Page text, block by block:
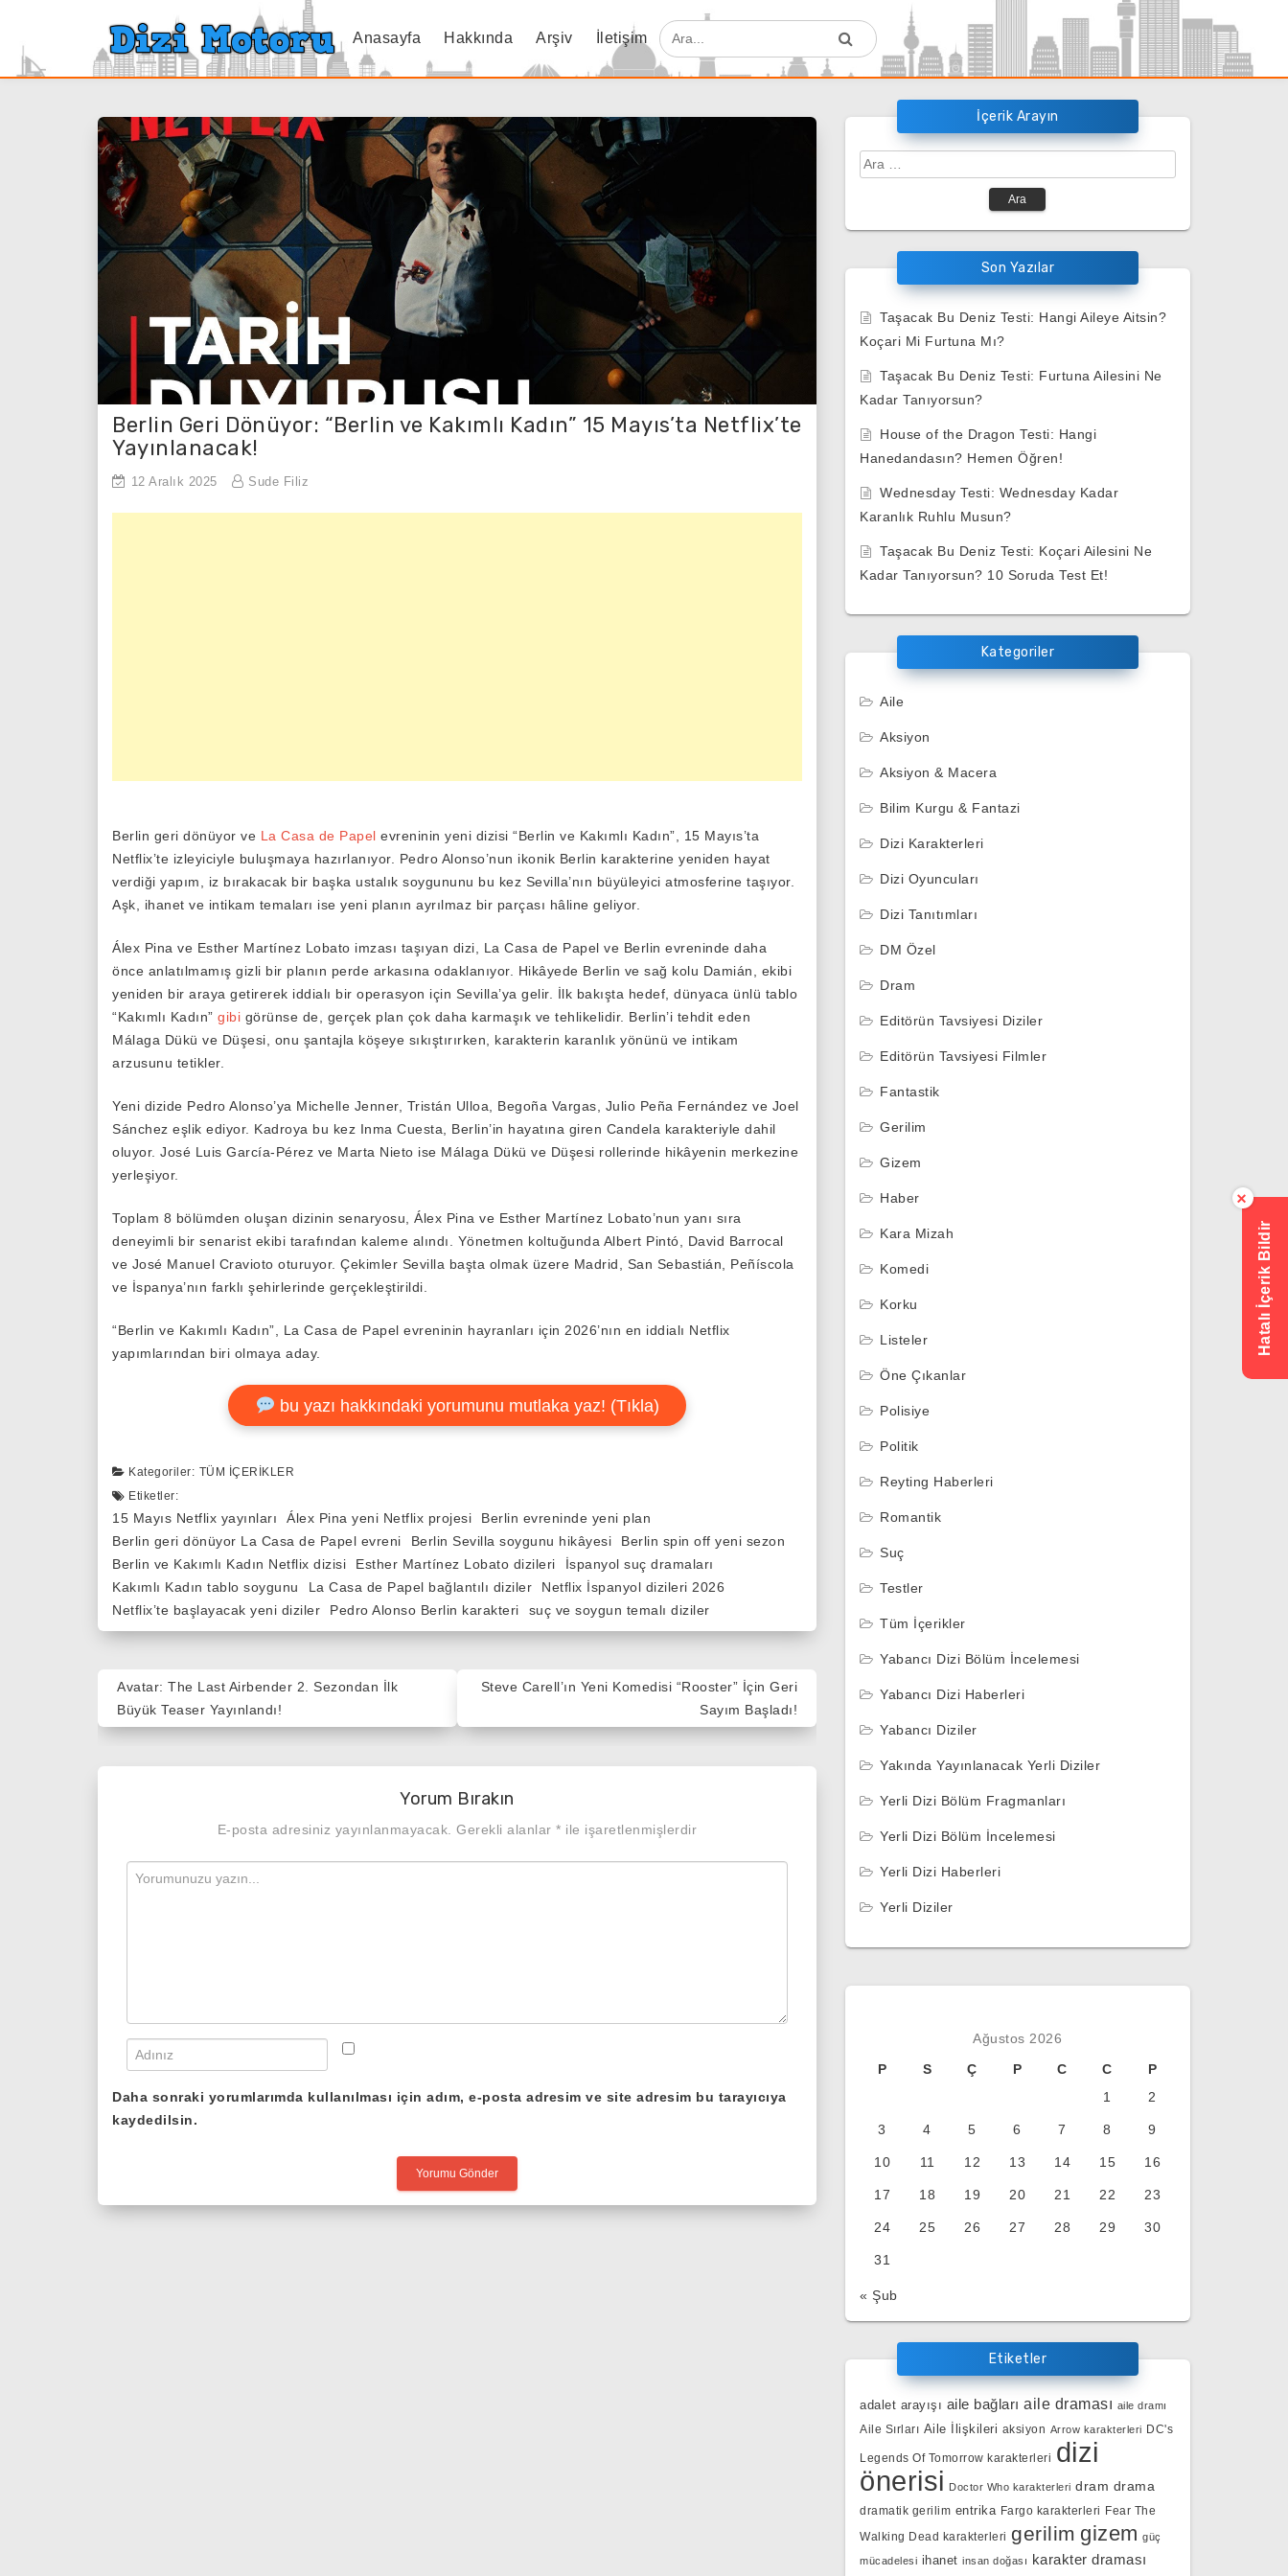
Anasayfa Hakkında Arşiv İletişim
Berlin Geri Dönüyor: “Berlin ve Kakımlı Kadın” 15 Mayıs’ta Netflix’te
Yayınlanacak!
12 Aralık 2025 Sude Filiz
Berlin geri dönüyor ve La Casa de Papel evreninin yeni dizisi “Berlin ve Kakımlı Kadın”, 15 Mayıs’ta
Netflix’te izleyiciyle buluşmaya hazırlanıyor. Pedro Alonso’nun ikonik Berlin karakterine yeniden hayat
verdiği yapım, iz bırakacak bir başka ustalık soygununu bu kez Sevilla’nın büyüleyici atmosferine taşıyor.
Aşk, ihanet ve intikam temaları ise yeni planın ayrılmaz bir parçası hâline geliyor.
Álex Pina ve Esther Martínez Lobato imzası taşıyan dizi, La Casa de Papel ve Berlin evreninde daha
önce anlatılmamış gizli bir planın perde arkasına odaklanıyor. Hikâyede Berlin ve sağ kolu Damián, ekibi
yeniden bir araya getirerek iddialı bir operasyon için Sevilla’ya gelir. İlk bakışta hedef, dünyaca ünlü tablo
“Kakımlı Kadın” gibi görünse de, gerçek plan çok daha karmaşık ve tehlikelidir. Berlin’i tehdit eden
Málaga Dükü ve Düşesi, onu şantajla köşeye sıkıştırırken, karakterin karanlık yönünü ve intikam
arzusunu tetikler.
Yeni dizide Pedro Alonso’ya Michelle Jenner, Tristán Ulloa, Begoña Vargas, Julio Peña Fernández ve Joel
Sánchez eşlik ediyor. Kadroya bu kez Inma Cuesta, Berlin’in hayatına giren Candela karakteriyle dahil
oluyor. José Luis García-Pérez ve Marta Nieto ise Málaga Dükü ve Düşesi rollerinde hikâyenin merkezine
yerleşiyor.
Toplam 8 bölümden oluşan dizinin senaryosu, Álex Pina ve Esther Martínez Lobato’nun yanı sıra
deneyimli bir senarist ekibi tarafından kaleme alındı. Yönetmen koltuğunda Albert Pintó, David Barrocal
ve José Manuel Cravioto oturuyor. Çekimler Sevilla başta olmak üzere Madrid, San Sebastián, Peñíscola
ve İspanya’nın farklı şehirlerinde gerçekleştirildi.
“Berlin ve Kakımlı Kadın”, La Casa de Papel evreninin hayranları için 2026’nın en iddialı Netflix
yapımlarından biri olmaya aday.
bu yazı hakkındaki yorumunu mutlaka yaz! (Tıkla)
Kategoriler: TÜM İÇERIKLER
Etiketler:
15 Mayıs Netflix yayınları Álex Pina yeni Netflix projesi
Berlin evreninde yeni plan
Berlin geri dönüyor La Casa de Papel evreni
Berlin Sevilla soygunu hikâyesi
Berlin spin off yeni sezon
Berlin ve Kakımlı Kadın Netflix dizisi
Esther Martínez Lobato dizileri
İspanyol suç dramaları
Kakımlı Kadın tablo soygunu
La Casa de Papel bağlantılı diziler
Netflix İspanyol dizileri 2026
Netflix’te başlayacak yeni diziler
Pedro Alonso Berlin karakteri suç ve soygun temalı diziler
Yazı
gezinmesi
Avatar: The Last Airbender 2. Sezondan İlk
Büyük Teaser Yayınlandı!
Steve Carell’ın Yeni Komedisi “Rooster” İçin Geri
Sayım Başladı!
Yorum Bırakın
E-posta adresiniz yayınlanmayacak. Gerekli alanlar* ile işaretlenmişlerdir
Daha sonraki yorumlarımda kullanılması için adım, e-posta adresim ve site adresim bu tarayıcıya
kaydedilsin.
İçerik Arayın
Arama:
Son Yazılar
Taşacak Bu Deniz Testi: Hangi Aileye Aitsin?
Koçari Mi Furtuna Mı?
Taşacak Bu Deniz Testi: Furtuna Ailesini Ne
Kadar Tanıyorsun?
House of the Dragon Testi: Hangi
Hanedandasın? Hemen Öğren!
Wednesday Testi: Wednesday Kadar
Karanlık Ruhlu Musun?
Taşacak Bu Deniz Testi: Koçari Ailesini Ne
Kadar Tanıyorsun? 10 Soruda Test Et!
Kategoriler
Aile
Aksiyon
Aksiyon & Macera
Bilim Kurgu & Fantazi
Dizi Karakterleri
Dizi Oyuncuları
Dizi Tanıtımları
DM Özel
Dram
Editörün Tavsiyesi Diziler
Editörün Tavsiyesi Filmler
Fantastik
Gerilim
Gizem
Haber
Kara Mizah
Komedi
Korku
Listeler
Öne Çıkanlar
Polisiye
Politik
Reyting Haberleri
Romantik
Suç
Testler
Tüm İçerikler
Yabancı Dizi Bölüm İncelemesi
Yabancı Dizi Haberleri
Yabancı Diziler
Yakında Yayınlanacak Yerli Diziler
Yerli Dizi Bölüm Fragmanları
Yerli Dizi Bölüm İncelemesi
Yerli Dizi Haberleri
Yerli Diziler
Ağustos 2026
P
S Ç P C C
P
1
2
3 4 5 6 7 8 9
10 11 12 13 14 15 16
17 18 19 20 21 22 23
24 25 26 27 28 29 30
31
« Şub
Etiketler
adalet arayışı aile bağları aile draması aile dramı
Aile Sırları Aile İlişkileri aksiyon Arrow karakterleri DC's
Legends Of Tomorrow karakterleri dizi
önerisi Doctor Who karakterleri dram drama
dramatik gerilim entrika Fargo karakterleri Fear The
Walking Dead karakterleri gerilim gizem güç
mücadelesi ihanet insan doğası karakter draması
Hatalı İçerik Bildir
×